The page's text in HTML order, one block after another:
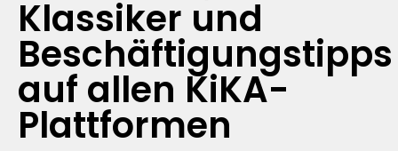
Klassiker und
Beschäftigungstipps
auf allen KiKA-
Plattformen